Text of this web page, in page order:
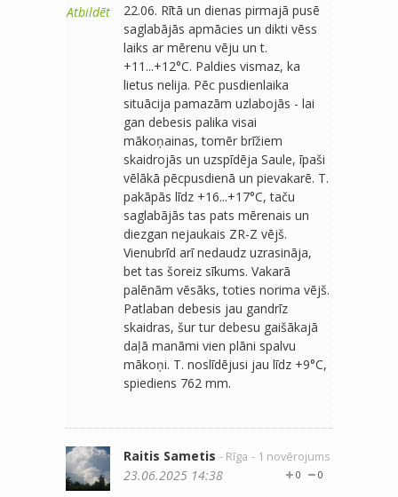
Atbildēt
22.06. Rītā un dienas pirmajā pusē
saglabājās apmācies un dikti vēss
laiks ar mērenu vēju un t.
+11...+12°C. Paldies vismaz, ka
lietus nelija. Pēc pusdienlaika
situācija pamazām uzlabojās - lai
gan debesis palika visai
mākoņainas, tomēr brīžiem
skaidrojās un uzspīdēja Saule, īpaši
vēlākā pēcpusdienā un pievakarē. T.
pakāpās līdz +16...+17°C, taču
saglabājās tas pats mērenais un
diezgan nejaukais ZR-Z vējš.
Vienubrīd arī nedaudz uzrasināja,
bet tas šoreiz sīkums. Vakarā
palēnām vēsāks, toties norima vējš.
Patlaban debesis jau gandrīz
skaidras, šur tur debesu gaišākajā
daļā manāmi vien plāni spalvu
mākoņi. T. noslīdējusi jau līdz +9°C,
spiediens 762 mm.
Raitis Sametis - Rīga - 1 novērojums
0
0
23.06.2025 14:38